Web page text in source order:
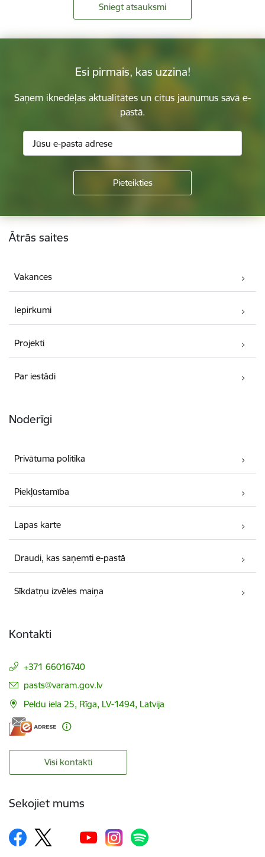
Sniegt atsauksmi
Esi pirmais, kas uzzina!
Saņem iknedēļas aktualitātes un citus jaunumus savā e-
pastā.
Kājene
Ātrās saites
Vakances
Iepirkumi
Projekti
Par iestādi
Noderīgi
Privātuma politika
Piekļūstamība
Lapas karte
Draudi, kas saņemti e-pastā
Sīkdatņu izvēles maiņa
Kontakti
+371 66016740
E-pasts:
pasts@varam.gov.lv
Peldu iela 25, Rīga, LV-1494, Latvija
Visi kontakti
Sekojiet mums